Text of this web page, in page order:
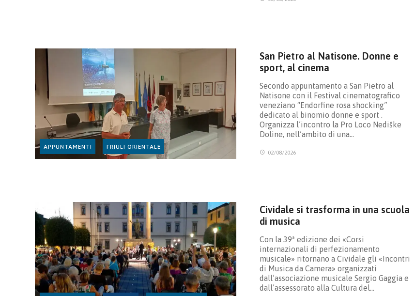
APPUNTAMENTI FRIULI ORIENTALE
San Pietro al Natisone. Donne e
sport, al cinema
Secondo appuntamento a San Pietro al
Natisone con il Festival cinematografico
veneziano “Endorfine rosa shocking”
dedicato al binomio donne e sport .
Organizza l’incontro la Pro Loco Nediške
Doline, nell’ambito di una…
02/08/2026
Cividale si trasforma in una scuola
di musica
Con la 39ª edizione dei «Corsi
internazionali di perfezionamento
musicale» ritornano a Cividale gli «Incontri
di Musica da Camera» organizzati
dall’associazione musicale Sergio Gaggia e
dall’assessorato alla Cultura del…